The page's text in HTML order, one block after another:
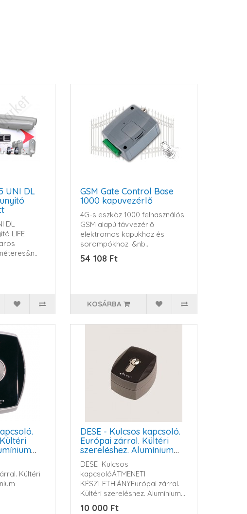
UNI DL
DL
LIFE
GSM Gate Control Base
1000 kapuvezérlő
4G-s eszköz 1000 felhasználós
GSM alapú távvezérlő
elektromos kapukhoz és
sorompókhoz &nb..
54 108 Ft
KOSÁRBA
Kültéri
DESE - Kulcsos kapcsoló.
Európai zárral. Kültéri
szereléshez. Alumínium
házban
DESE Kulcsos
kapcsolóÁTMENETI
KÉSZLETHIÁNYEurópai zárral.
Kültéri szereléshez. Alumínium
házb..
10 000 Ft